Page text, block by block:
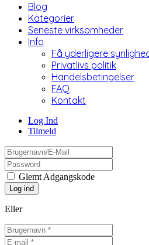
Blog
Kategorier
Seneste virksomheder
Info
Få yderligere
Privatlivs politik
Handelsbetingelser
FAQ
Kontakt
Log Ind
Tilmeld
Glemt Adgangskode
Eller